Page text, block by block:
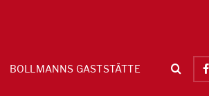
BOLLMANNS GASTSTÄTTE